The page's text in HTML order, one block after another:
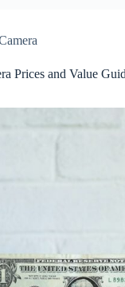
Prices and Value